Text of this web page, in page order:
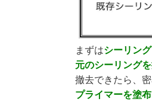
まずはシーリン
元のシーリング
撤去できたら、
プライマーを塗布